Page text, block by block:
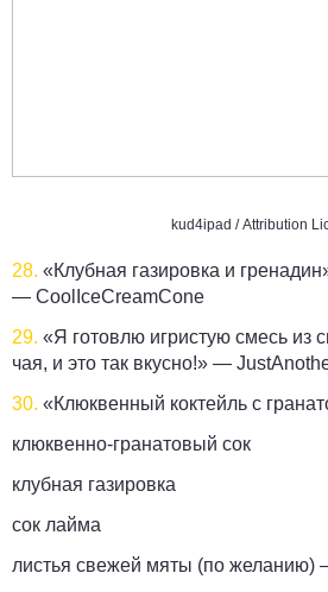
kud4ipad / Attribution
28. «Клубная газировка и
— CoolIceCreamCone
29. «Я готовлю игристую смесь из
чая, и это так вкусно!» —
30. «Клюквенный коктейль с
клюквенно-гранатовый сок
клубная газировка
сок лайма
листья свежей мяты (по желанию)